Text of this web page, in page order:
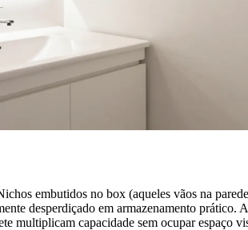
embutidos no box (aqueles vãos na
desperdiçado em armazenamento
multiplicam capacidade sem ocupar espaço